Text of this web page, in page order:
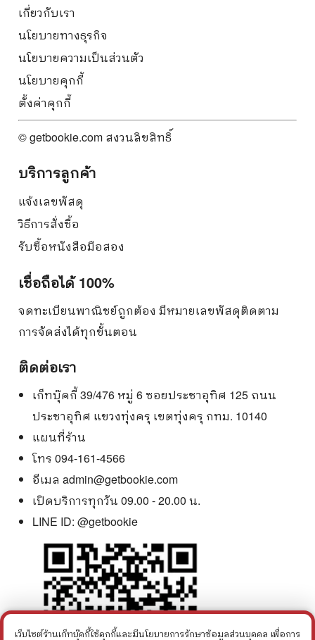
เกี่ยวกับเรา
นโยบายทางธุรกิจ
นโยบายความเป็นส่วนตัว
นโยบายคุกกี้
ตั้งค่าคุกกี้
© getbookie.com สงวนลิขสิทธิ์
บริการลูกค้า
แจ้งเลขพัสดุ
วิธีการสั่งซื้อ
รับซื้อหนังสือมือสอง
เชื่อถือได้ 100%
จดทะเบียนพาณิชย์ถูกต้อง มีหมายเลขพัสดุติดตาม
การจัดส่งได้ทุกขั้นตอน
ติดต่อเรา
เก็ทบุ๊คกี้ 39/476 หมู่ 6 ซอยประชาอุทิศ 125 ถนน
ประชาอุทิศ แขวงทุ่งครุ เขตทุ่งครุ กทม. 10140
แผนที่ร้าน
โทร 094-161-4566
อีเมล admin@getbookie.com
เปิดบริการทุกวัน 09.00 - 20.00 น.
LINE ID: @getbookie
เว็บไซต์ร้านเก็ทบุ๊คกี้ใช้คุกกี้และมีนโยบายการรักษาข้อมูลส่วนบุคคล เพื่อการ